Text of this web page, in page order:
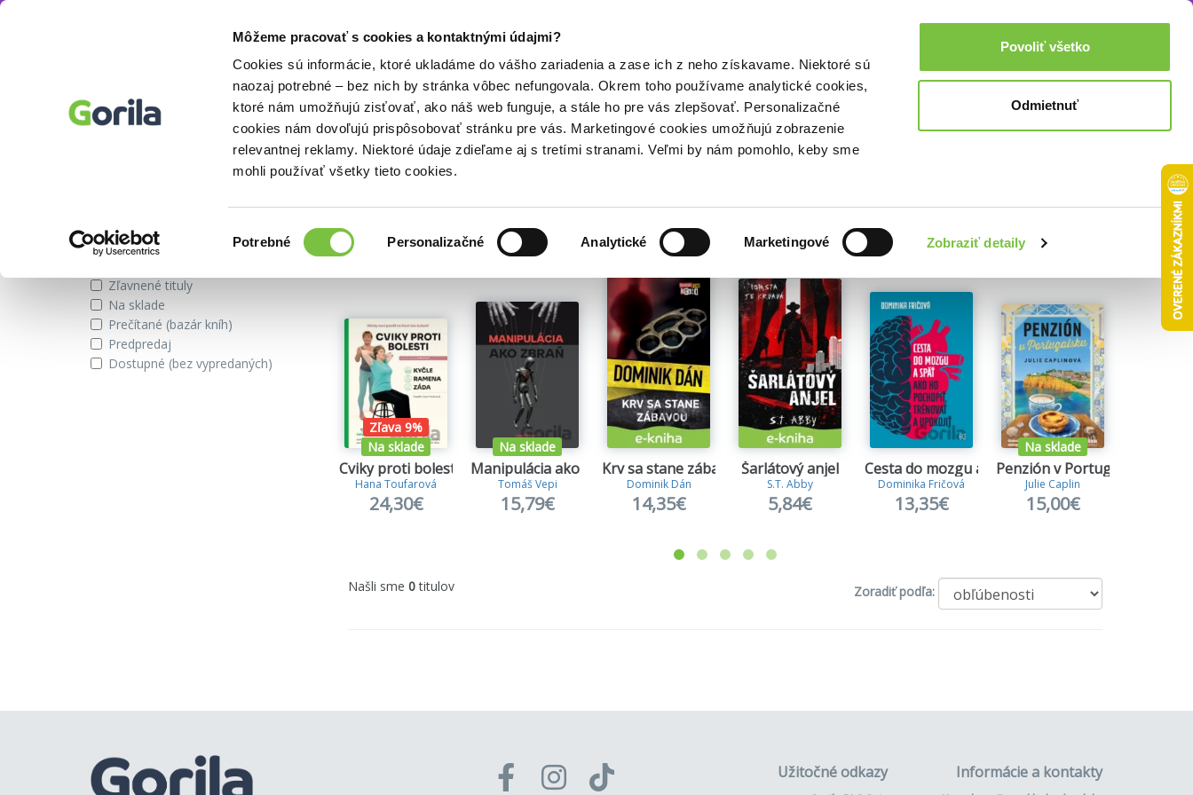
Môžeme pracovať s cookies a kontaktnými údajmi?
Cookies sú informácie, ktoré ukladáme do vášho zariadenia a zase ich z neho získavame. Niektoré sú
naozaj potrebné – bez nich by stránka vôbec nefungovala. Okrem toho používame analytické cookies,
ktoré nám umožňujú zisťovať, ako náš web funguje, a stále ho pre vás zlepšovať. Personalizačné
cookies nám dovoľujú prispôsobovať stránku pre vás. Marketingové cookies umožňujú zobrazenie
relevantnej reklamy. Niektoré údaje zdieľame aj s tretími stranami. Veľmi by nám pomohlo, keby sme
mohli používať všetky tieto cookies.
súhlasu
Potrebné Personalizačné Analytické Marketingové Zobraziť detaily
Povoliť všetko
Odmietnuť
Doplnky Prihlásenie 0,00€
Carl Therrien Akcie a zľavy
Knihy autora Carl Therrien
Zobraziť iba
Zľavnené tituly
Na sklade
Prečítané (bazár kníh)
Predpredaj
Dostupné (bez vypredaných)
Vybrané pre teba
Zľava 9%
Na sklade
Cviky proti bolesti 1.
Hana Toufarová
24,30€
Na sklade
Manipulácia ako zbraň
Tomáš Vepi
15,79€
Krv sa stane zábavou
Dominik Dán
14,35€
Šarlátový anjel
S.T. Abby
5,84€
Cesta do mozgu a späť
Dominika Fričová
13,35€
Na sklade
Penzión v Portugalsku
Julie Caplin
15,00€
Našli sme 0titulov Zoradiť podľa:
Užitočné odkazy Informácie a kontakty